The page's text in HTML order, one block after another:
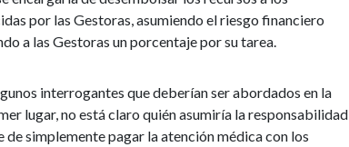
por las Gestoras, asumiendo el riesgo financiero
a las Gestoras un porcentaje por su tarea.
interrogantes que deberían ser abordados en la
lugar, no está claro quién asumiría la responsabilidad
simplemente pagar la atención médica con los